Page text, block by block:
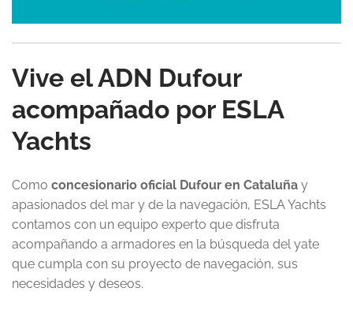
Vive el ADN Dufour
acompañado por ESLA
Yachts
Como concesionario oficial Dufour en Cataluña y
apasionados del mar y de la navegación, ESLA Yachts
contamos con un equipo experto que disfruta
acompañando a armadores en la búsqueda del yate
que cumpla con su proyecto de navegación, sus
necesidades y deseos.